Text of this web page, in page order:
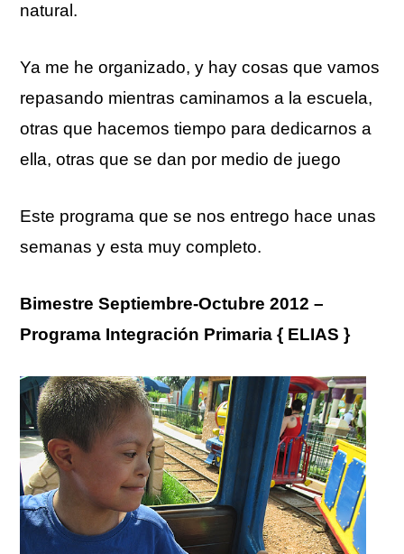
natural.
Ya me he organizado, y hay cosas que vamos
repasando mientras caminamos a la escuela,
otras que hacemos tiempo para dedicarnos a
ella, otras que se dan por medio de juego
Este programa que se nos entrego hace unas
semanas y esta muy completo.
Bimestre Septiembre-Octubre 2012 –
Programa Integración Primaria { ELIAS }